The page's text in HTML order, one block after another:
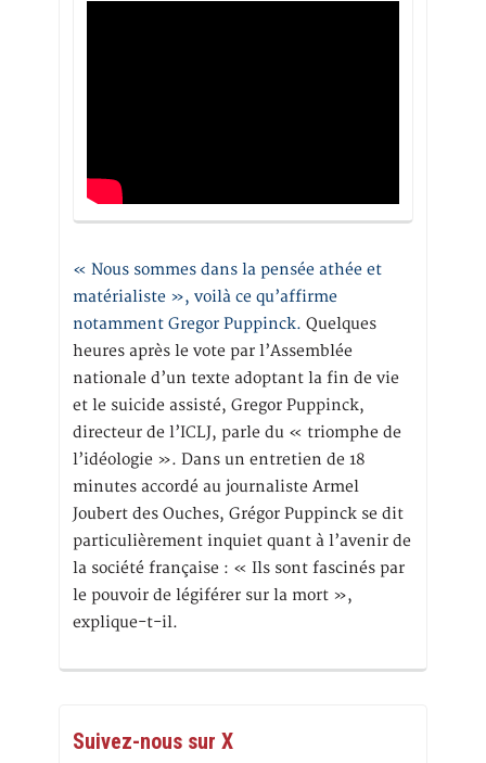
« Nous sommes dans la pensée athée et
matérialiste », voilà ce qu’affirme
notamment Gregor Puppinck. Quelques
heures après le vote par l’Assemblée
nationale d’un texte adoptant la fin de vie
et le suicide assisté, Gregor Puppinck,
directeur de l’ICLJ, parle du « triomphe de
l’idéologie ». Dans un entretien de 18
minutes accordé au journaliste Armel
Joubert des Ouches, Grégor Puppinck se dit
particulièrement inquiet quant à l’avenir de
la société française : « Ils sont fascinés par
le pouvoir de légiférer sur la mort »,
explique-t-il.
Suivez-nous sur X